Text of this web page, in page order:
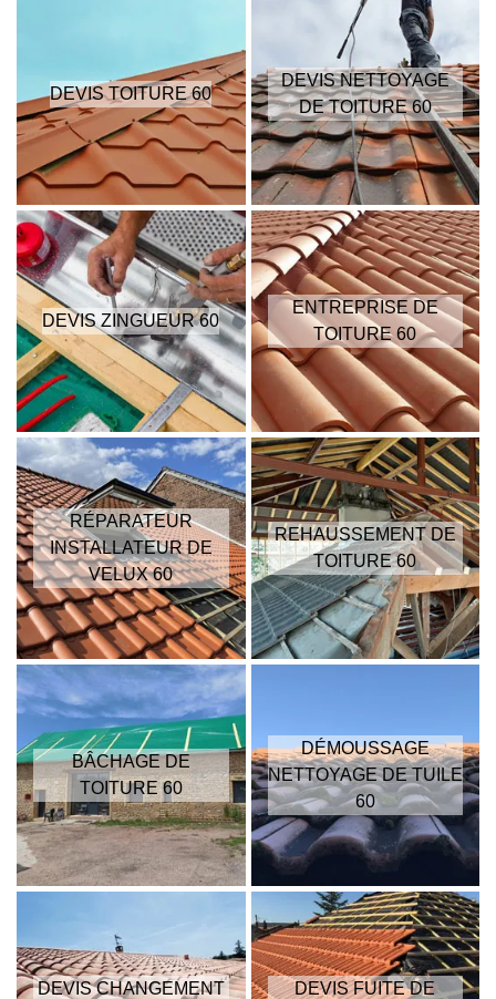
DEVIS TOITURE 60
DEVIS NETTOYAGE
DE TOITURE 60
DEVIS ZINGUEUR 60
ENTREPRISE DE
TOITURE 60
RÉPARATEUR
INSTALLATEUR DE
VELUX 60
REHAUSSEMENT DE
TOITURE 60
BÂCHAGE DE
TOITURE 60
DÉMOUSSAGE
NETTOYAGE DE TUILE
60
DEVIS CHANGEMENT
DEVIS FUITE DE